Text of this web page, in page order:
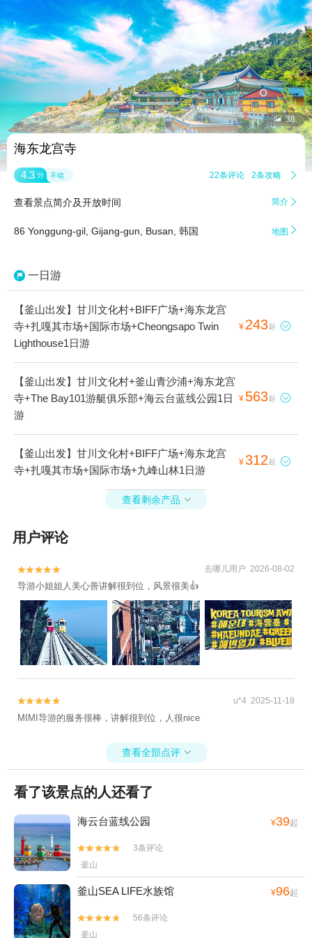
 38
海东龙宫寺
4.3 分 不错 22条评论 2条攻略 
查看景点简介及开放时间 简介 
86 Yonggung-gil, Gijang-gun, Busan, 韩国 地图 
一日游
【釜山出发】甘川文化村+BIFF广场+海东龙宫
寺+扎嘎其市场+国际市场+Cheongsapo Twin
Lighthouse1日游
¥ 243起 
【釜山出发】甘川文化村+釜山青沙浦+海东龙宫
寺+The Bay101游艇俱乐部+海云台蓝线公园1日
游
¥ 563起 
【釜山出发】甘川文化村+BIFF广场+海东龙宫
寺+扎嘎其市场+国际市场+九峰山林1日游
¥312 起 
查看剩余产品 
用户评论

 去哪儿用户 2026-08-02
导游小姐姐人美心善讲解很到位，风景很美👍

 u*4 2025-11-18
MIMI导游的服务很棒，讲解很到位，人很nice
查看全部点评 
看了该景点的人还看了
海云台蓝线公园 ¥39起


3条评论
釜山
釜山SEA LIFE水族馆 ¥96起


56条评论
釜山